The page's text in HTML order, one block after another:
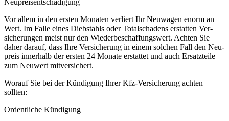
Vor allem in den ersten Monaten verliert Ihr Neu­wagen enorm an
Wert. Im Falle eines Dieb­stahls oder Total­schadens erstatten Ver­
sicher­ungen meist nur den Wieder­be­schaff­ungs­wert. Achten Sie
daher darauf, dass Ihre Ver­sicher­ung in einem solchen Fall den Neu­
preis innerhalb der ersten 24 Monate erstattet und auch Ersatz­teile
zum Neu­wert mitversichert.
Worauf Sie bei der Kündigung Ihrer Kfz-Versicherung achten
sollten:
Ordentliche Kündigung